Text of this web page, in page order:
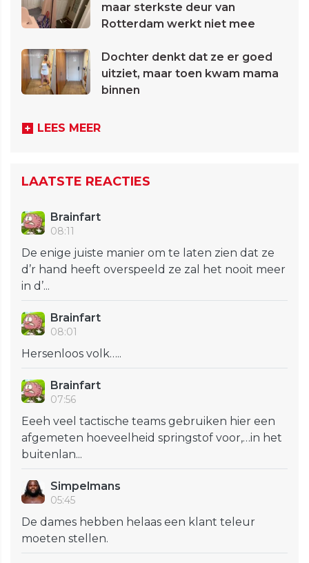
maar sterkste deur van
Rotterdam werkt niet mee
Dochter denkt dat ze er goed
uitziet, maar toen kwam mama
binnen
LEES MEER
LAATSTE REACTIES
Brainfart
08:11
De enige juiste manier om te laten zien dat ze
d’r hand heeft overspeeld ze zal het nooit meer
in d’...
Brainfart
08:01
Hersenloos volk…..
Brainfart
07:56
Eeeh veel tactische teams gebruiken hier een
afgemeten hoeveelheid springstof voor,…in het
buitenlan...
Simpelmans
05:45
De dames hebben helaas een klant teleur
moeten stellen.